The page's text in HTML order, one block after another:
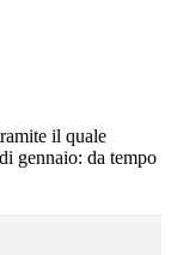
il quale
gennaio: da tempo